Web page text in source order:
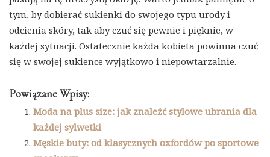
tym, by dobierać sukienki do swojego typu urody i
odcienia skóry, tak aby czuć się pewnie i pięknie, w
każdej sytuacji. Ostatecznie każda kobieta powinna czuć
się w swojej sukience wyjątkowo i niepowtarzalnie.
Powiązane Wpisy:
Moda na plus size: jak znaleźć stylowe ubrania dla
każdej sylwetki
Męskie buty: od klasycznych oxfordów po sportowe